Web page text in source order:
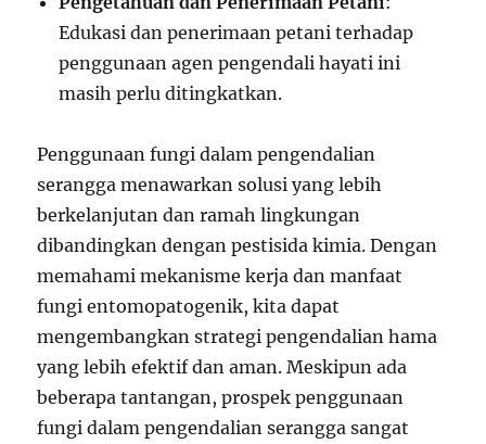
Edukasi dan penerimaan petani terhadap
penggunaan agen pengendali hayati ini
masih perlu ditingkatkan.
Penggunaan fungi dalam pengendalian
serangga menawarkan solusi yang lebih
berkelanjutan dan ramah lingkungan
dibandingkan dengan pestisida kimia. Dengan
memahami mekanisme kerja dan manfaat
fungi entomopatogenik, kita dapat
mengembangkan strategi pengendalian hama
yang lebih efektif dan aman. Meskipun ada
beberapa tantangan, prospek penggunaan
fungi dalam pengendalian serangga sangat